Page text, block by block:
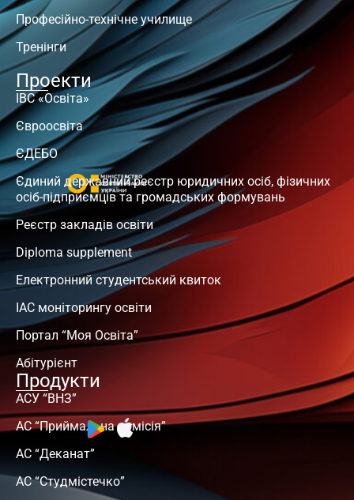
Професійно-технічне училище
Тренінги
Проекти
ІВС «Освіта»
Євроосвіта
ЄДЕБО
Єдиний державний реєстр юридичних осіб, фізичних
осіб-підприємців та громадських формувань
Реєстр закладів освіти
Diploma supplement
Електронний студентський квиток
ІАС моніторингу освіти
Портал “Моя Освіта”
Абітурієнт
Продукти
АСУ “ВНЗ”
АС “Приймальна комісія”
АС “Деканат”
АС “Студмістечко”